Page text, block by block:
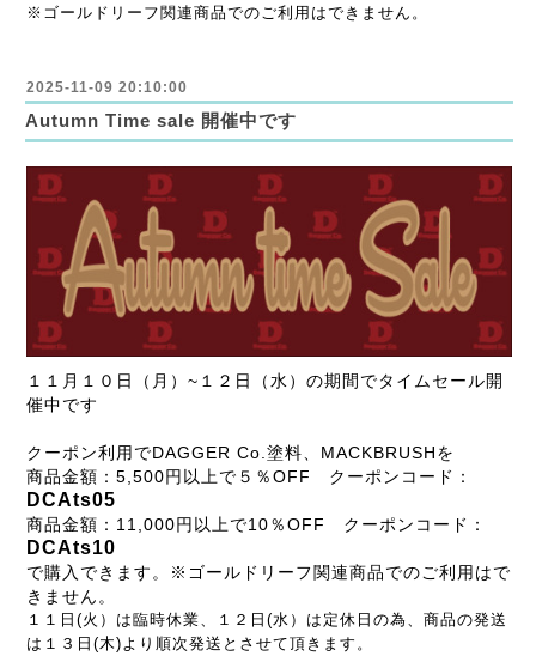
※ゴールドリーフ関連商品でのご利用はできません。
2025-11-09 20:10:00
Autumn Time sale 開催中です
１１月１０日（月）~１２日（水）の期間でタイムセール開
催中です
クーポン利用でDAGGER Co.塗料、MACKBRUSHを
商品金額：5,500円以上で５％OFF クーポンコード：
DCAts05
商品金額：11,000円以上で10％OFF クーポンコード：
DCAts10
で購入できます。※ゴールドリーフ関連商品でのご利用はで
きません。
１１日(火）は臨時休業、１２日(水）は定休日の為、商品の発送
は１３日(木)より順次発送とさせて頂きます。